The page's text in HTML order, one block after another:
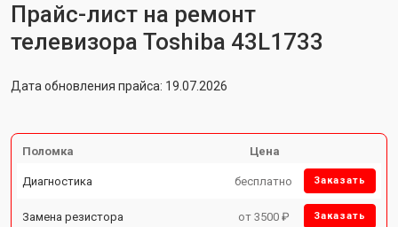
Прайс-лист на ремонт
телевизора Toshiba 43L1733
Дата обновления прайса: 19.07.2026
Поломка Цена
Диагностика бесплатно Заказать
Замена резистора от 3500 ₽ Заказать